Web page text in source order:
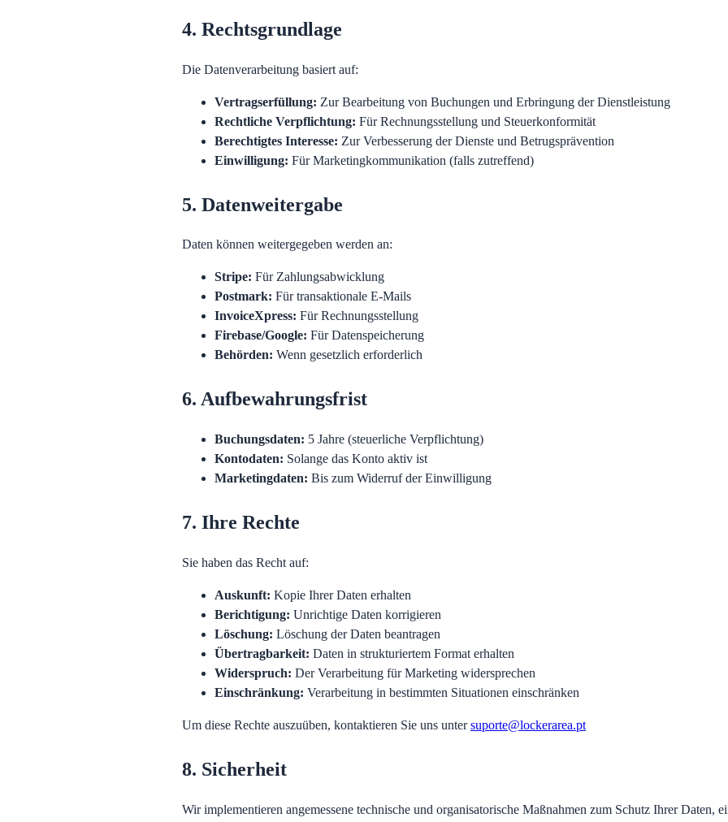
4. Rechtsgrundlage
Die Datenverarbeitung basiert auf:
Vertragserfüllung: Zur Bearbeitung von Buchungen und Erbringung der Dienstleistung
Rechtliche Verpflichtung: Für Rechnungsstellung und Steuerkonformität
Berechtigtes Interesse: Zur Verbesserung der Dienste und Betrugsprävention
Einwilligung: Für Marketingkommunikation (falls zutreffend)
5. Datenweitergabe
Daten können weitergegeben werden an:
Stripe: Für Zahlungsabwicklung
Postmark: Für transaktionale E-Mails
InvoiceXpress: Für Rechnungsstellung
Firebase/Google: Für Datenspeicherung
Behörden: Wenn gesetzlich erforderlich
6. Aufbewahrungsfrist
Buchungsdaten: 5 Jahre (steuerliche Verpflichtung)
Kontodaten: Solange das Konto aktiv ist
Marketingdaten: Bis zum Widerruf der Einwilligung
7. Ihre Rechte
Sie haben das Recht auf:
Auskunft: Kopie Ihrer Daten erhalten
Berichtigung: Unrichtige Daten korrigieren
Löschung: Löschung der Daten beantragen
Übertragbarkeit: Daten in strukturiertem Format erhalten
Widerspruch: Der Verarbeitung für Marketing widersprechen
Einschränkung: Verarbeitung in bestimmten Situationen einschränken
Um diese Rechte auszuüben, kontaktieren Sie uns unter suporte@lockerarea.pt
8. Sicherheit
Wir implementieren angemessene technische und organisatorische Maßnahmen zum Schutz Ihrer Daten,